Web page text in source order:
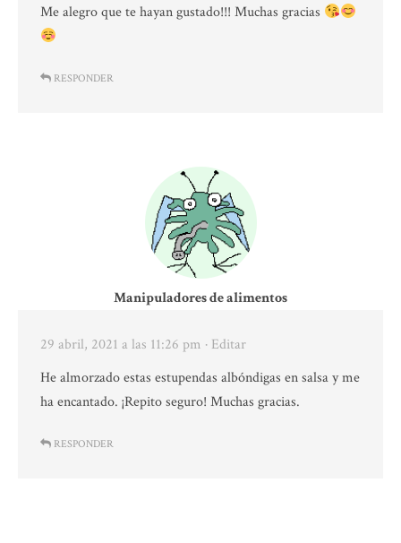
Me alegro que te hayan gustado!!! Muchas gracias
RESPONDER
Manipuladores de alimentos
29 abril, 2021 a las 11:26 pm · Editar
He almorzado estas estupendas albóndigas en salsa y me
ha encantado. ¡Repito seguro! Muchas gracias.
RESPONDER